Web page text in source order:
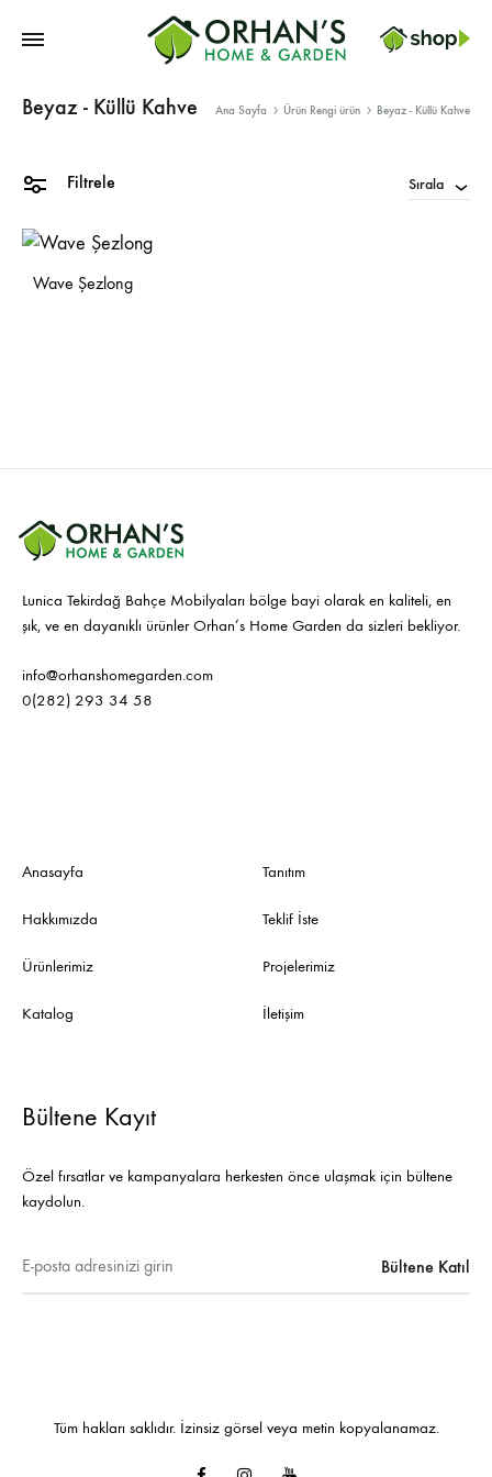
Home
Beyaz - Küllü Kahve Ana Sayfa Ürün Rengi ürün Beyaz - Küllü Kahve
Filtrele Sırala
Wave Şezlong
Lunica Tekirdağ Bahçe Mobilyaları bölge bayi olarak en kaliteli, en
şık, ve en dayanıklı ürünler Orhan’s Home Garden da sizleri bekliyor.
info@orhanshomegarden.com
0(282) 293 34 58
Anasayfa
Hakkımızda
Ürünlerimiz
Katalog
Tanıtım
Teklif İste
Projelerimiz
İletişim
Bültene Kayıt
Özel fırsatlar ve kampanyalara herkesten önce ulaşmak için bültene
kaydolun.
Tüm hakları saklıdır. İzinsiz görsel veya metin kopyalanamaz.